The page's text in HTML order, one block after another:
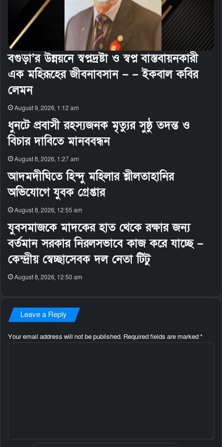
বগুড়া’র উন্নয়নে স্বপ্নদ্রষ্টা ও স্বপ্ন বাস্তবায়নকারী
এক মহিরূহের জীবনাবসান – – ইকবাল কবির
লেমন
August 9, 2026, 1:12 am
ধুনটে প্রবাসী রহস্যজনক মৃত্যুর সুষ্ঠু তদন্ত ও
বিচার দাবিতে মানববন্ধন
August 8, 2026, 1:27 am
আদমদীঘিতে হিন্দু মহিলার শ্লীলতাহানির
অভিযোগে যুবক গ্রেপ্তার
August 8, 2026, 12:55 am
যুবসমাজকে মাদকের হাত থেকে রক্ষার জন্য
বর্তমান সরকার নিরলসভাবে কাজ করে যাচ্ছে –
কেন্দ্রীয় স্বেচ্ছাসেবক দল নেতা টিটু
August 8, 2026, 12:50 am
Leave a Reply
Your email address will not be published. Required fields are marked*